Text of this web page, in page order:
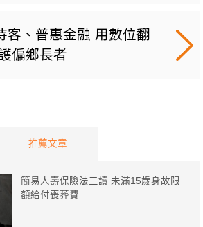
客、普惠金融 用數位翻
偏鄉長者
推薦文章
簡易人壽保險法三讀 未滿15歲身故限
額給付喪葬費